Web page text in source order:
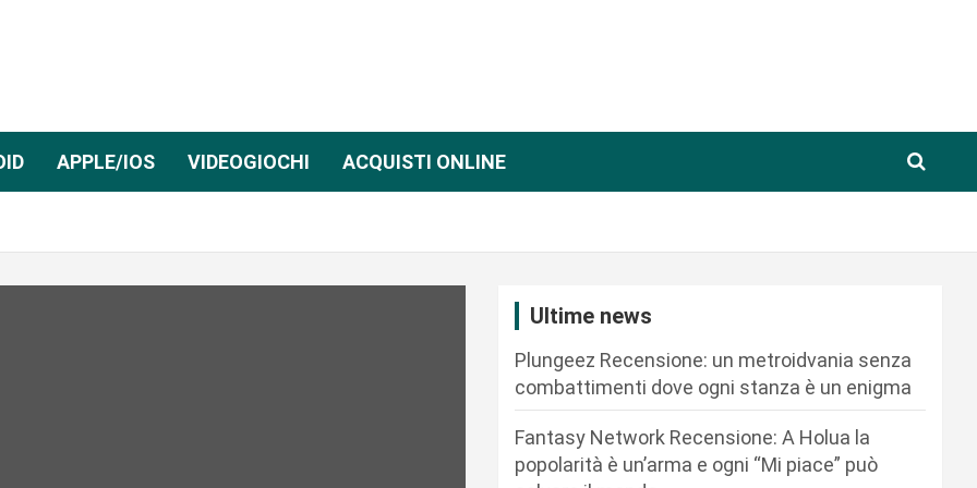
APPLE/IOS VIDEOGIOCHI ACQUISTI ONLINE
Ultime news
Plungeez Recensione: un metroidvania senza
combattimenti dove ogni stanza è un enigma
Fantasy Network Recensione: A Holua la
popolarità è un’arma e ogni “Mi piace” può